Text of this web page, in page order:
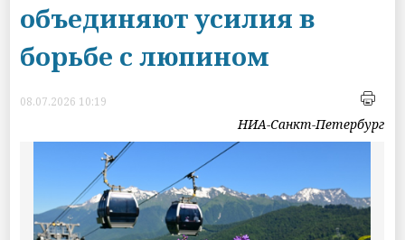
объединяют усилия в
борьбе с люпином
08.07.2026 10:19
НИА-Санкт-Петербург